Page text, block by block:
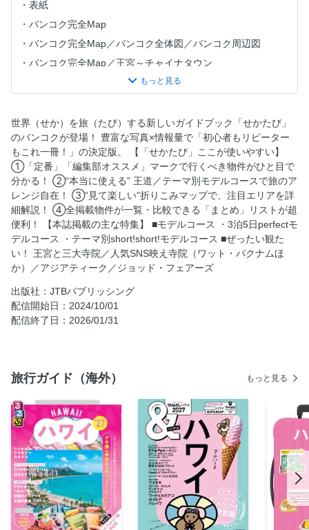
表紙
バンコク完全Map
バンコク完全Map／バンコク全体図／バンコク周辺図
バンコク完全Map／王宮～チャイナタウン
バンコク完全Map／サイアム周辺
バンコク完全Map／スクンビット周辺
バンコク完全Map／ナーナー駅周辺／トンロー周辺
バンコク完全Map／バンコク交通路線図
せかたび こんな本！
せかたび バンコク
目次
行くべきエリアをチェック！
バンコクのみどころ＆体験
バンコクのおいしいもの
バンコクのおかいもの
Perfect モデルコース
シーズンカレンダー
知っておきたいこと12
王宮と三大寺院／ワット・プラケオ＆王宮へ
王宮と三大寺院／ワット・ポーで寝釈迦仏に会う
王宮と三大寺院／壮麗なワット・アルンを眺める
人気SNS映え寺院／ワット・パクナムで異空間体験
人気SNS映え寺院／ワット・サマーン・ラッタナーラーム
アジアティーク／アジアティークを攻略！
世界（せか）を旅（たび）する新しいガイドブック「せかたび」
のバンコクが登場！ 豊富な写真×情報量で「初心者もリピーター
もこれ一冊！」の決定版。 【「せかたび」ここが使いやすい】
①「定番」「編集部オススメ」マークで行くべき物件がひと目で
分かる！ ②“本当に使える” 王道／テーマ別モデルコースで旅のア
レンジ自在！ ③“見て楽しい”折りこみマップで、注目エリアを詳
細解説！ ④全掲載物件が一覧・比較できる「まとめ」リストが超
便利！ 【本誌掲載の主な特集】 ■モデルコース ・3泊5日perfectモ
デルコース ・テーマ別short!short!モデルコース ■ぜったい観た
い！ 王宮と三大寺院／人気SNS映え寺院（ワット・パクナムほ
か）／アジアティーク／ジョッド・フェアーズ
出版社：JTBパブリッシング
配信開始日：2024/10/01
配信終了日：2026/01/31
旅行ガイド（海外） もっと見る